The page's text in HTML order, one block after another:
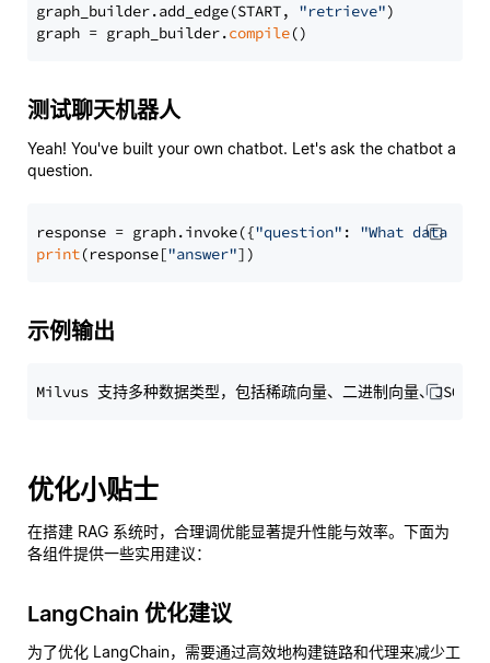
graph_builder.add_edge(START, "retrieve")
graph = graph_builder.compile
测试聊天机器人
Yeah! You've built your own chatbot. Let's ask the chatbot a
question.
response = graph.invoke({"question" : "What data
print(response["answer"
示例输出
优化小贴士
在搭建 RAG 系统时，合理调优能显著提升性能与效率。下面为
各组件提供一些实用建议：
LangChain 优化建议
为了优化 LangChain，需要通过高效地构建链路和代理来减少工